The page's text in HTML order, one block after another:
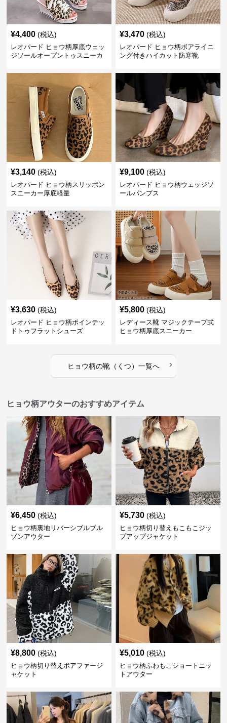
¥4,400 (税込)
レオパード ヒョウ柄厚底ウェッ
ジソールオープントゥスニーカ
¥3,470 (税込)
レオパード ヒョウ柄ボアライニ
ング付きハイカット防寒靴
¥3,140 (税込)
レオパード ヒョウ柄スリッポン
スニーカー厚底軽量
¥9,100 (税込)
レオパード ヒョウ柄ウェッジソ
ールパンプス
¥3,630 (税込)
レオパード ヒョウ柄ポインテッ
ドトゥフラットシューズ
¥5,800 (税込)
レディース靴 マジックテープ式
ヒョウ柄厚底スニーカー
ヒョウ柄の靴（くつ） 一覧へ ›
ヒョウ柄アウターのおすすめアイテム
¥6,450 (税込)
ヒョウ柄裏地リバーシブルブル
ゾンアウター
¥5,730 (税込)
ヒョウ柄切り替えもこもこジッ
プアップジャケット
¥8,800 (税込)
ヒョウ柄切り替えボアファージ
ャケット
¥5,010 (税込)
ヒョウ柄ふわもこショートニッ
トアウター